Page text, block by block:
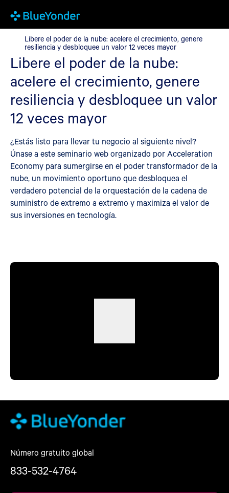
Libere el poder de la nube: acelere el crecimiento, genere
Libere el poder de la nube: acelere el crecimiento, genere
resiliencia y desbloquee un valor 12 veces mayor
Libere el poder de la nube:
acelere el crecimiento, genere
resiliencia y desbloquee un valor
12 veces mayor
¿Estás listo para llevar tu negocio al siguiente nivel?
Únase a este seminario web organizado por Acceleration
Economy para sumergirse en el poder transformador de la
nube, un movimiento oportuno que desbloquea el
verdadero potencial de la orquestación de la cadena de
suministro de extremo a extremo y maximiza el valor de
sus inversiones en tecnología.
Número gratuito global
833-532-4764